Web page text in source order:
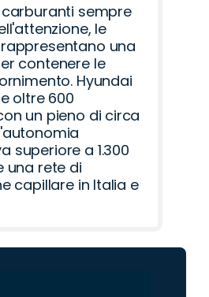
sempre
le
rappresentano una
contenere le
Hyundai
oltre 600
un pieno di circa
superiore a 1.300
una rete di
capillare in Italia e